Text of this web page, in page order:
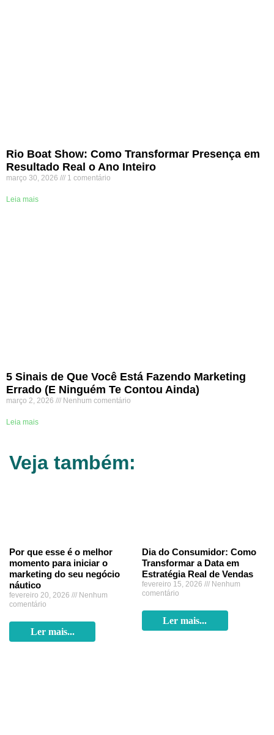
Rio Boat Show: Como Transformar Presença em
Resultado Real o Ano Inteiro
março 30, 2026 1 comentário
Leia mais
5 Sinais de Que Você Está Fazendo Marketing
Errado (E Ninguém Te Contou Ainda)
março 2, 2026 Nenhum comentário
Leia mais
Veja também:
Por que esse é o melhor
momento para iniciar o
marketing do seu negócio
náutico
fevereiro 20, 2026
Nenhum
comentário
Ler mais...
Dia do Consumidor: Como
Transformar a Data em
Estratégia Real de Vendas
fevereiro 15, 2026
Nenhum
comentário
Ler mais...